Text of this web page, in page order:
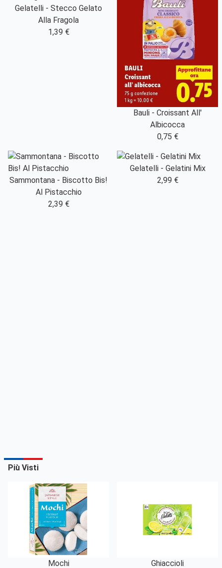
Gelatelli - Stecco Gelato
Alla Fragola
1,39 €
Bauli - Croissant All'
Albicocca
0,75 €
Sammontana - Biscotto Bis!
Al Pistacchio
2,39 €
Gelatelli - Gelatini Mix
2,99 €
Più Visti
Mochi
Ghiaccioli